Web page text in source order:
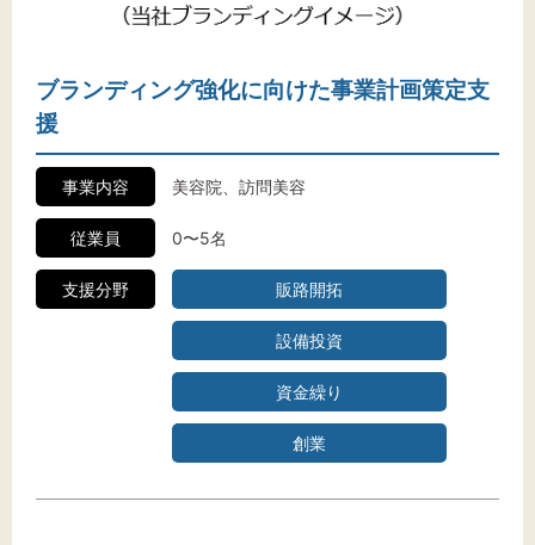
ブランディング強化に向けた事業計画策定支
援
事業内容 美容院、訪問美容
従業員 0〜5名
支援分野 販路開拓
設備投資
資金繰り
創業